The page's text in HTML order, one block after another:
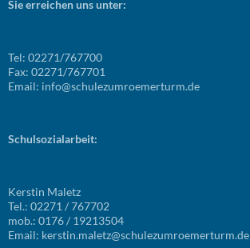
Sie erreichen uns unter:
Tel: 02271/767700
Fax: 02271/767701
Email: info@schulezumroemerturm.de
Schulsozialarbeit:
Kerstin Maletz
Tel.: 02271 / 767702
mob.: 0176 / 19213504
Email: kerstin.maletz@schulezumroemerturm.de